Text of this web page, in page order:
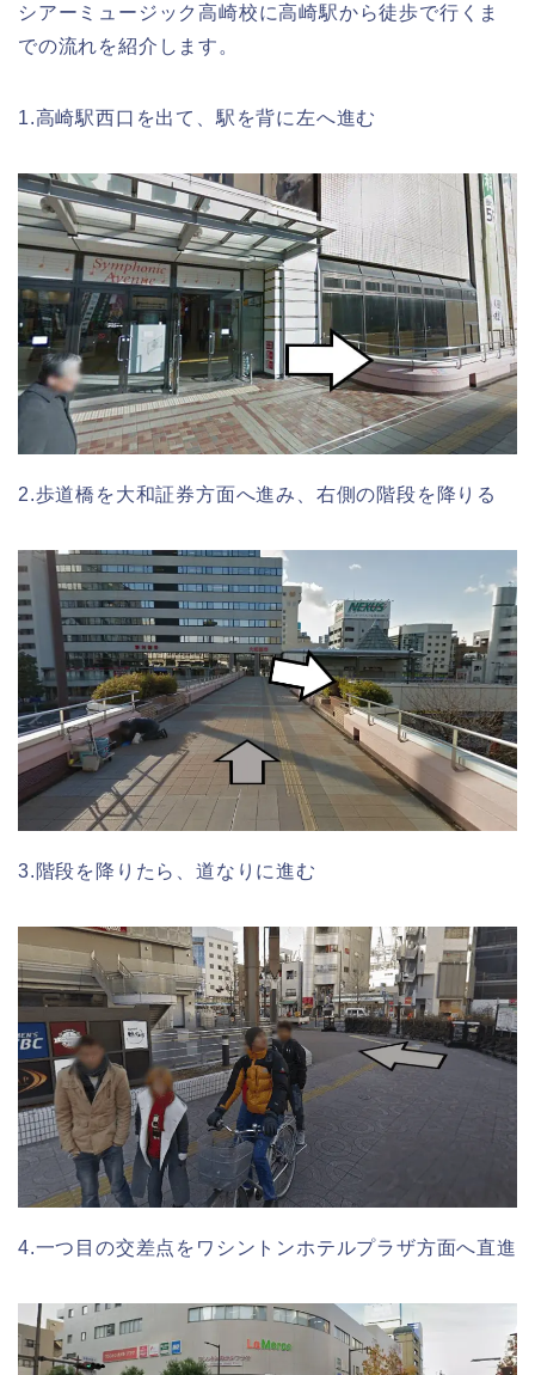
シアーミュージック高崎校に高崎駅から徒歩で行くま
での流れを紹介します。
1.高崎駅西口を出て、駅を背に左へ進む
2.歩道橋を大和証券方面へ進み、右側の階段を降りる
3.階段を降りたら、道なりに進む
4.一つ目の交差点をワシントンホテルプラザ方面へ直進